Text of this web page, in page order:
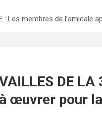
: Les membres de
DE LA
œuvrer pour